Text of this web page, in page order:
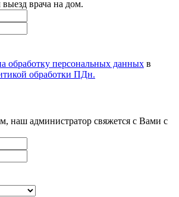
врача на дом.
обработку персональных данных в
обработки ПДн.
наш администратор свяжется с Вами с